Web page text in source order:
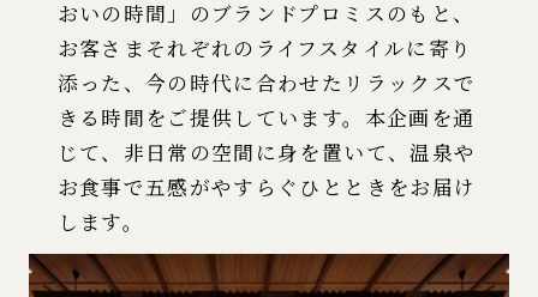
おいの時間」のブランドプロミスのもと、
お客さまそれぞれのライフスタイルに寄り
添った、今の時代に合わせたリラックスで
きる時間をご提供しています。本企画を通
じて、非日常の空間に身を置いて、温泉や
お食事で五感がやすらぐひとときをお届け
します。